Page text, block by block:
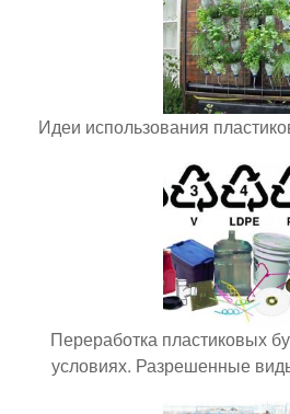
Идеи использования
Переработка пластиковых
условиях. Разрешенные